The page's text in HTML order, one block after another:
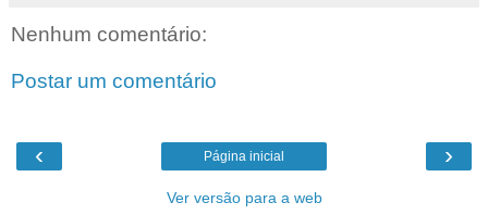
Nenhum comentário:
Postar um comentário
‹ ›
Página inicial
Ver versão para a web